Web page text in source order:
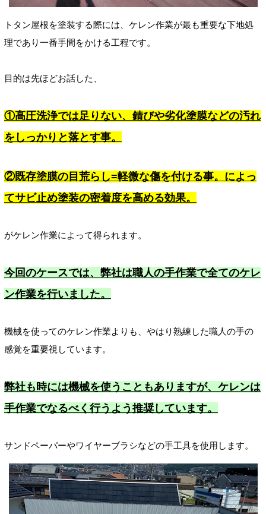
トタン屋根を塗装する際には、ケレン作業が最も重要な下地処
理であり一番手間をかける工程です。
目的は先ほどお話した、
①高圧洗浄では足りない、錆びや劣化塗膜などの汚れ
をしっかりと落とす事。
②既存塗膜の目荒らし=軽微な傷を付ける事。によっ
てサビ止め塗装の密着度を高める効果。
がケレン作業によって得られます。
今回のケースでは、弊社は職人の手作業で全てのケレ
ン作業を行いました。
機械を使ってのケレン作業よりも、やはり熟練した職人の手の
感覚を重要視しています。
弊社も時には機械を使うこともありますが、ケレンは
手作業でなるべく行うよう推奨しています。
サンドペーパーやワイヤーブラシなどの手工具を使用します。